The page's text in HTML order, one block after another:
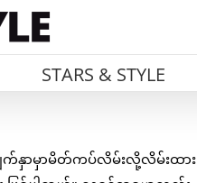
STARS & STYLE
နှာမှာမိတ်ကပ်လိမ်းလို့လိမ်းထား